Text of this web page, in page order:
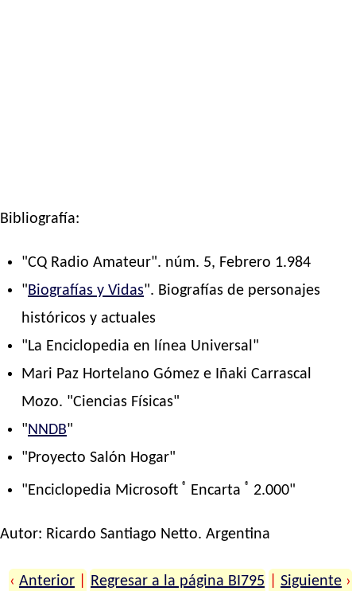
Bibliografía:
"CQ Radio Amateur". núm. 5, Febrero 1.984
"Biografías y Vidas". Biografías de personajes
históricos y actuales
"La Enciclopedia en línea Universal"
Mari Paz Hortelano Gómez e Iñaki Carrascal
Mozo. "Ciencias Físicas"
"NNDB"
"Proyecto Salón Hogar"
"Enciclopedia Microsoft ® Encarta ® 2.000"
Autor: Ricardo Santiago Netto. Argentina
‹ Anterior Regresar a la página BI795 Siguiente ›